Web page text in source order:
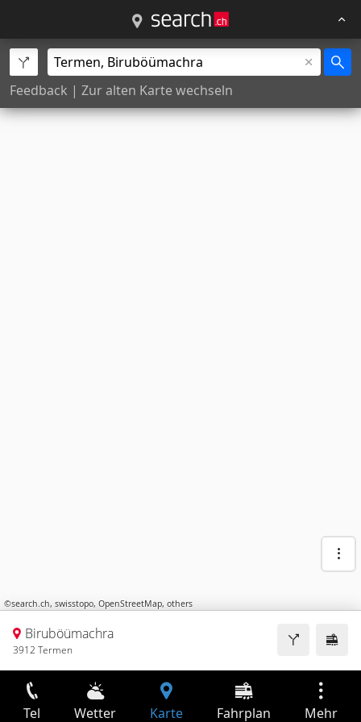
Feedback | Zur alten Karte wechseln
©search.ch, swisstopo, OpenStreetMap, others
Biruböümachra
3912 Termen
Tel Wetter Karte Fahrplan Mehr